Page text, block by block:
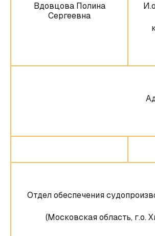
Вдовцова Полина
Сергеевна
Отдел обеспечения
(Московская область, г.о.